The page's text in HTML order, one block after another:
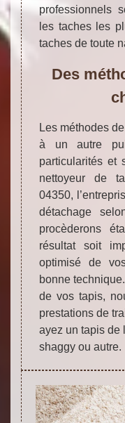
professionnels
les taches les
taches de toute
Des
Les méthodes
à un autre
particularités et
nettoyeur de
04350,
détachage
procèderons
résultat soit
optimisé de
bonne
de vos tapis,
prestations de
ayez un tapis de
shaggy ou autre.